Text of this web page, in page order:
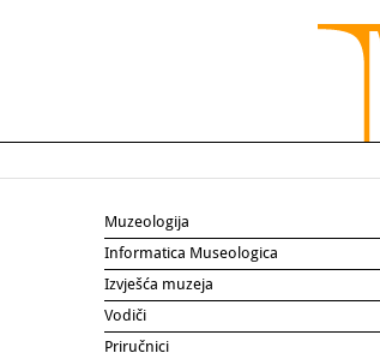
Muzeologija
Informatica Museologica
Izvješća muzeja
Vodiči
Priručnici